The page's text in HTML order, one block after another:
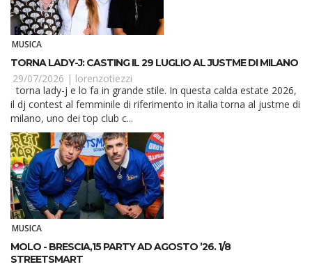
MUSICA
TORNA LADY-J: CASTING IL 29 LUGLIO AL JUSTME DI MILANO
29/07/2026 | lorenzotiezzi
torna lady-j e lo fa in grande stile. In questa calda estate 2026,
il dj contest al femminile di riferimento in italia torna al justme di
milano, uno dei top club c...
MUSICA
MOLO - BRESCIA,15 PARTY AD AGOSTO ’26. 1/8
STREETSMART